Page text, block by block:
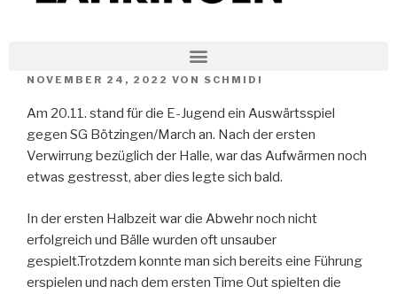
NOVEMBER 24, 2022 VON SCHMIDI
Am 20.11. stand für die E-Jugend ein Auswärtsspiel
gegen SG Bötzingen/March an. Nach der ersten
Verwirrung bezüglich der Halle, war das Aufwärmen noch
etwas gestresst, aber dies legte sich bald.
In der ersten Halbzeit war die Abwehr noch nicht
erfolgreich und Bälle wurden oft unsauber
gespielt.Trotzdem konnte man sich bereits eine Führung
erspielen und nach dem ersten Time Out spielten die